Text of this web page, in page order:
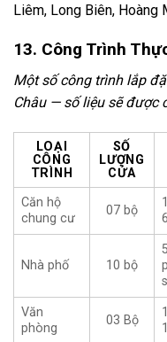
Liêm, Long Biên, Hoàng
13. Công Trình
Một số công trình lắp
Châu — số liệu sẽ được
LOẠI
CÔNG
TRÌNH
SỐ
LƯỢNG
CỬA
Căn hộ
chung cư
07 bộ
Nhà phố 10 bộ
Văn
phòng
03 Bộ